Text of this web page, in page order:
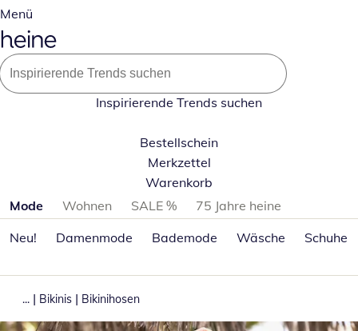
Menü
Inspirierende Trends suchen
Bestellschein
Merkzettel
Warenkorb
Produktkategorien überspringen
Mode Wohnen SALE %
75 Jahre heine
Neu!
Damenmode Bademode Wäsche Schuhe
... | Bikinis | Bikinihosen